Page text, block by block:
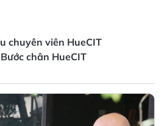
chuyên viên HueCIT
Bước chân HueCIT